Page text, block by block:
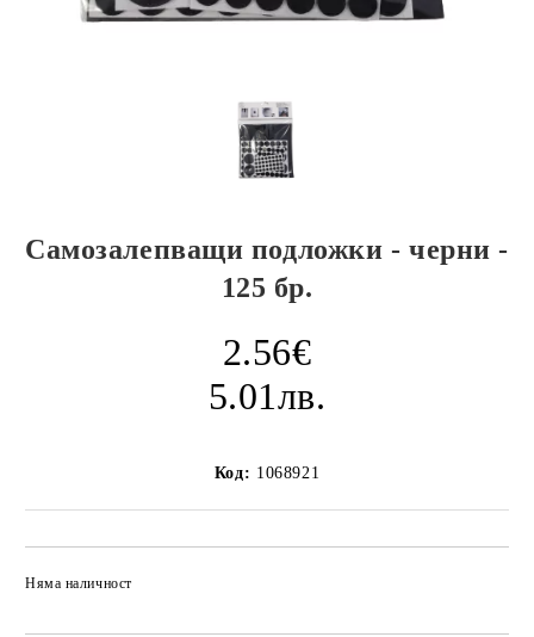
Самозалепващи подложки - черни -
125 бр.
2.56€
5.01лв.
Код: 1068921
Няма наличност